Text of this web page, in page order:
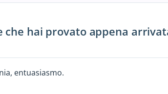
che hai provato appena
entuasiasmo.